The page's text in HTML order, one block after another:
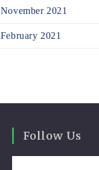
November 2021
February 2021
Follow Us